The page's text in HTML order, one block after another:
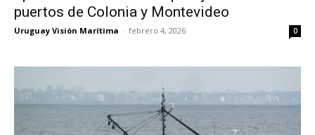
puertos de Colonia y Montevideo
Uruguay Visión Marítima - febrero 4, 2026 0